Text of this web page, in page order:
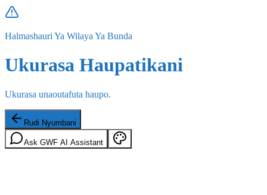
Halmashauri Ya Wilaya Ya Bunda
Ukurasa Haupatikani
Ukurasa unaoutafuta haupo.
Rudi Nyumbani
Ask GWF AI Assistant